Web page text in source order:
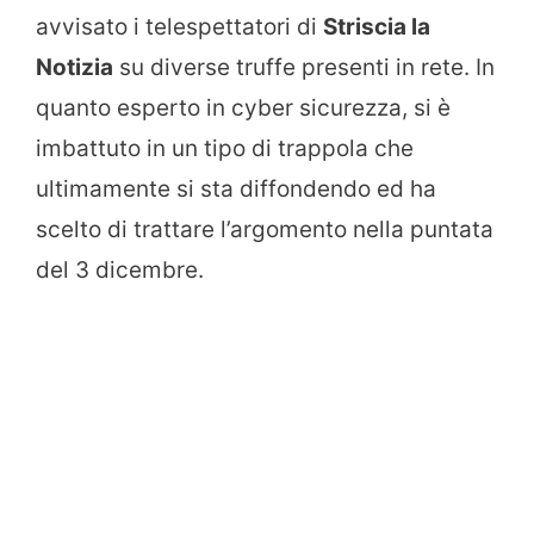
avvisato i telespettatori di Striscia la
Notizia su diverse truffe presenti in rete. In
quanto esperto in cyber sicurezza, si è
imbattuto in un tipo di trappola che
ultimamente si sta diffondendo ed ha
scelto di trattare l’argomento nella puntata
del 3 dicembre.